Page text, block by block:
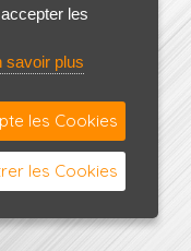
les
savoir plus
les Cookies
les Cookies